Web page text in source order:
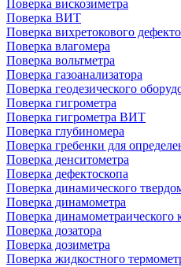
Поверка вискозиметра
Поверка ВИТ
Поверка вихретокового
Поверка влагомера
Поверка вольтметра
Поверка газоанализатора
Поверка геодезического
Поверка гигрометра
Поверка гигрометра ВИТ
Поверка глубиномера
Поверка гребенки для
Поверка денситометра
Поверка дефектоскопа
Поверка динамического
Поверка динамометра
Поверка динамометраического
Поверка дозатора
Поверка дозиметра
Поверка жидкостного